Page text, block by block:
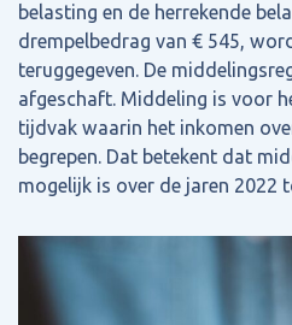
belasting en de herrekende
drempelbedrag van € 545,
teruggegeven. De
afgeschaft. Middeling is voor
tijdvak waarin het inkomen
begrepen. Dat betekent dat
mogelijk is over de jaren 2022